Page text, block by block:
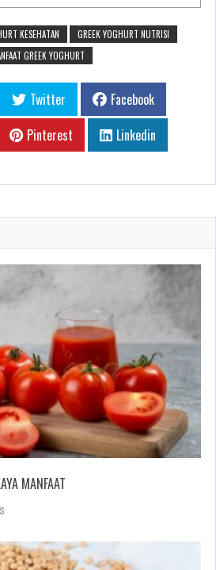
KESEHATAN
GREEK YOGHURT NUTRISI
GREEK YOGHURT
Twitter
Facebook
Pinterest Linkedin
MANFAAT